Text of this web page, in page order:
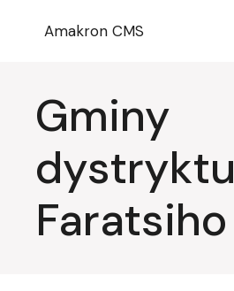
Amakron CMS
Gminy
dystryktu
Faratsiho